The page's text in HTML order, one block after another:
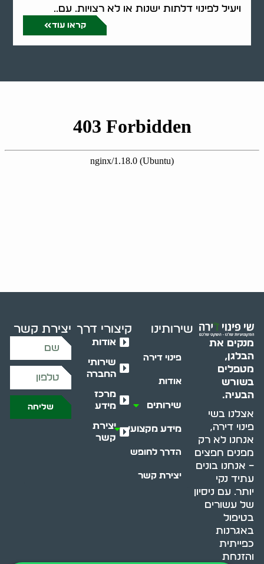
ויעיל לפינוי דלתות ישנות או לא רצויות. עם..
קראו עוד
מנקים את
הבלגן,
מטפלים
בשורש
הבעיה.
אצלנו בשי
פינוי דירה,
אנחנו לא רק
מפנים חפצים
– אנחנו בונים
עתיד נקי
יותר. עם ניסיון
של עשורים
בטיפול
באגרנות
כפייתית
והזנחת
שירותינו
פינוי דירה
אודות
שירותים
מידע מקצועי
הדרך לחופש
יצירת קשר
קיצורי דרך
אודות
שירותי
החברה
מרכז
מידע
יצירת
קשר
יצירת קשר
שליחה